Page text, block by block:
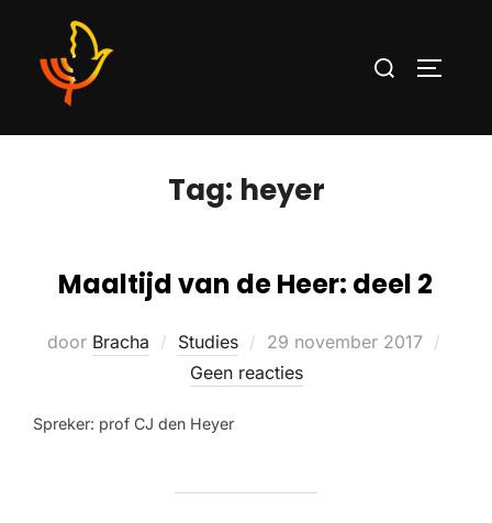
Tag: heyer
Maaltijd van de Heer: deel 2
door Bracha Studies
29 november 2017
Geen reacties
Spreker: prof CJ den Heyer